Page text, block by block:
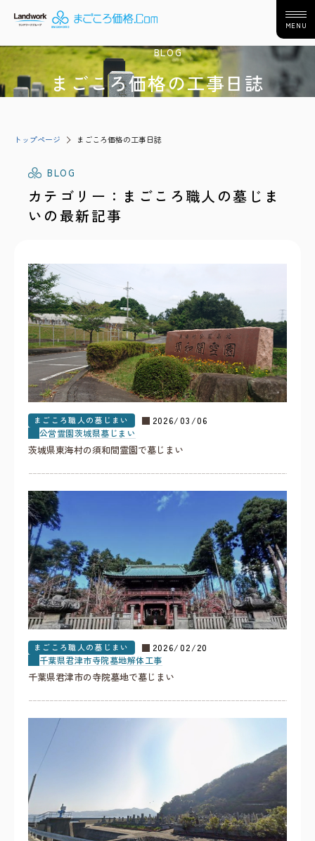
MENU
BLOG
まごころ価格の工事日誌
トップページ まごころ価格の工事日誌
BLOG
カテゴリー：まごころ職人の墓じま
いの最新記事
まごころ職人の墓じまい
2026/03/06
公営霊園茨城県墓じまい
茨城県東海村の須和間霊園で墓じまい
まごころ職人の墓じまい
2026/02/20
千葉県君津市寺院墓地解体工事
千葉県君津市の寺院墓地で墓じまい